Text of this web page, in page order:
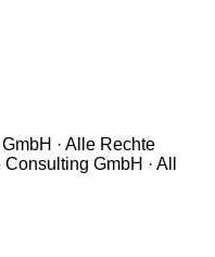
· Alle Rechte
GmbH · All